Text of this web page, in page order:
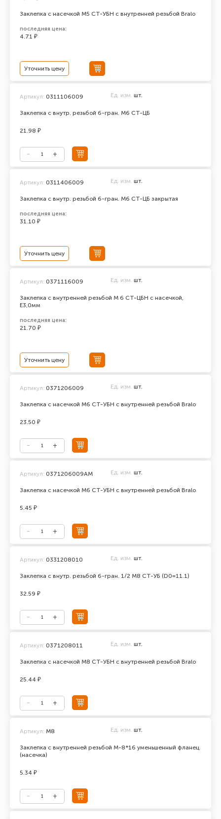
Заклепка с насечкой М5 СТ-УБН с внутренней резьбой Bralo
последняя цена:
4.71 ₽
Уточнить цену
Заклепка с внутр. резьбой 6-гран. М6 СТ-ЦБ
Артикул: 0311106009 Ед. изм. шт.
21.98 ₽
Заклепка с внутр. резьбой 6-гран. М6 СТ-ЦБ закрытая
Артикул: 0311406009 Ед. изм. шт.
последняя цена:
31.10 ₽
Уточнить цену
Заклепка с внутренней резьбой М 6 СТ-ЦБН с насечкой,
Е3,0мм
Артикул: 0371116009 Ед. изм. шт.
последняя цена:
21.70 ₽
Уточнить цену
Заклепка с насечкой М6 СТ-УБН с внутренней резьбой Bralo
Артикул: 0371206009 Ед. изм. шт.
23.50 ₽
Заклепка с насечкой М6 СТ-УБН с внутренней резьбой Bralo
Артикул: 0371206009АМ Ед. изм. шт.
5.45 ₽
Заклепка с внутр. резьбой 6-гран. 1/2 М8 СТ-УБ (D0=11.1)
Артикул: 0331208010 Ед. изм. шт.
32.59 ₽
Заклепка с насечкой М8 СТ-УБН с внутренней резьбой Bralo
Артикул: 0371208011 Ед. изм. шт.
25.44 ₽
Заклепка с внутренней резьбой М-8*16 уменьшенный фланец
(насечка)
Артикул: М8 Ед. изм. шт.
5.34 ₽